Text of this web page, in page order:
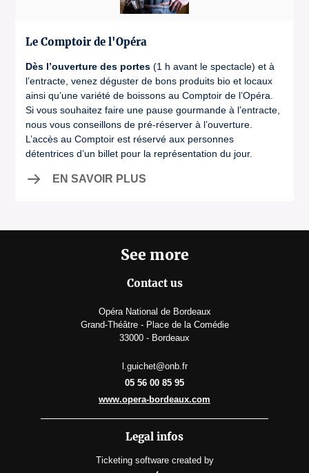
Le Comptoir de l'Opéra
Dès l’ouverture des portes (1 h avant le spectacle) et à
l’entracte, venez déguster de bons produits bio et locaux
ainsi qu’une variété de boissons au Comptoir de l’Opéra.
Si vous souhaitez faire une pause gourmande à l’entracte,
nous vous conseillons de pré-réserver à l’ouverture.
L’accès au Comptoir est réservé aux personnes
détentrices d’un billet pour la représentation du jour.
EN SAVOIR PLUS
See more
Contact us
Opéra National de Bordeaux
Grand-Théâtre - Place de la Comédie
33000 - Bordeaux
l.guichet@onb.fr
05 56 00 85 95
www.opera-bordeaux.com
Legal infos
Ticketing software created by